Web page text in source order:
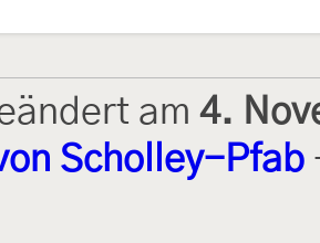
am 4.
Scholley-Pfab